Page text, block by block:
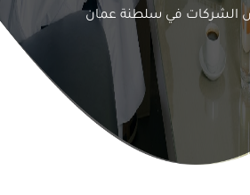
الشركات في سلطنة عمان